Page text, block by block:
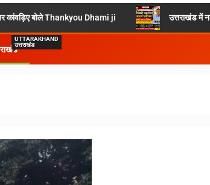
कांवड़िए बोले Thankyou Dhami ji उत्तराखंड में
UTTARAKHAND
उत्तराखंड